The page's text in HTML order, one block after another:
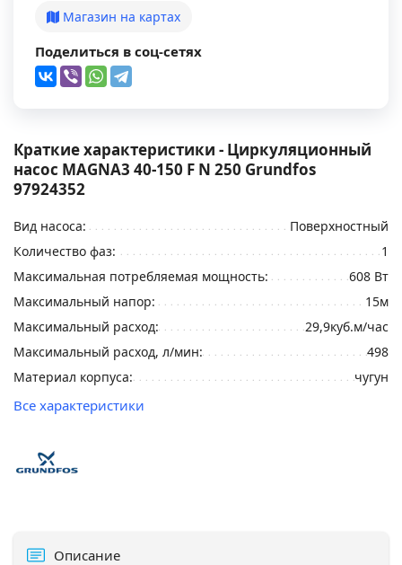
Магазин на картах
Поделиться в соц-сетях
Краткие характеристики - Циркуляционный
насос MAGNA3 40-150 F N 250 Grundfos
97924352
Вид насоса:
Поверхностный
Количество фаз:
1
Максимальная потребляемая мощность:
608 Вт
Максимальный напор:
15м
Максимальный расход:
29,9куб.м/час
Максимальный расход, л/мин:
498
Материал корпуса:
чугун
Все характеристики
Описание